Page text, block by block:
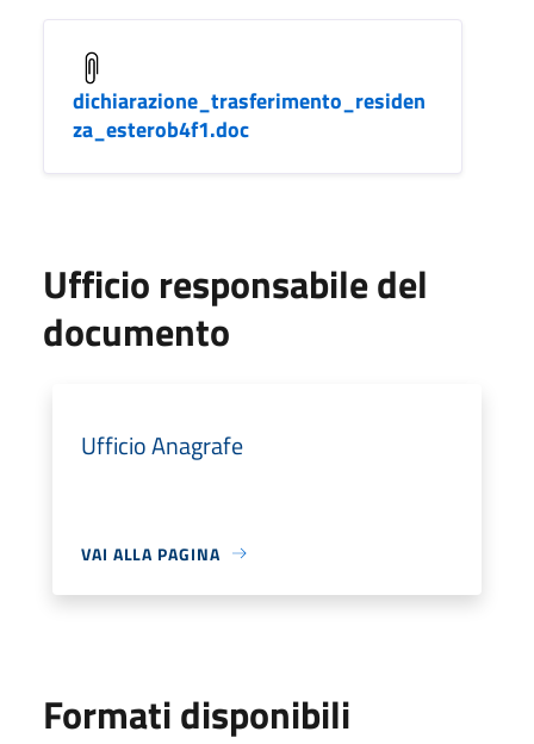
dichiarazione_trasferimento_residen
za_esterob4f1.doc
Ufficio responsabile del
documento
Ufficio Anagrafe
VAI ALLA PAGINA
Formati disponibili